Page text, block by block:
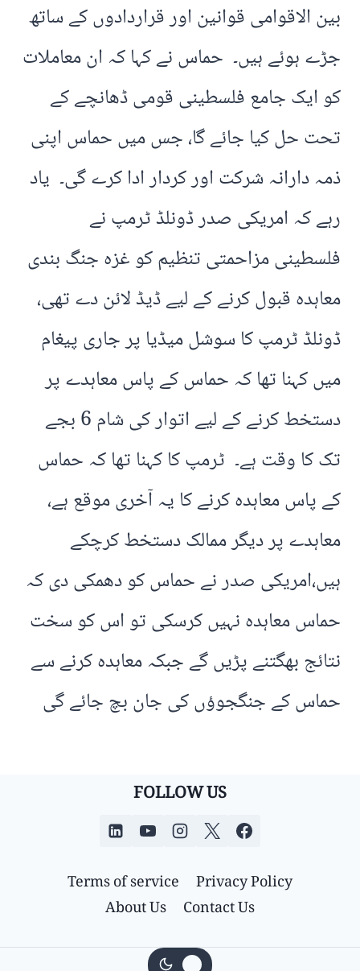
بین الاقوامی قوانین اور قراردادوں کے ساتھ
جڑے ہوئے ہیں۔ حماس نے کہا کہ ان معاملات
کو ایک جامع فلسطینی قومی ڈھانچے کے
تحت حل کیا جائے گا، جس میں حماس اپنی
ذمہ دارانہ شرکت اور کردار ادا کرے گی۔ یاد
رہے کہ امریکی صدر ڈونلڈ ٹرمپ نے
فلسطینی مزاحمتی تنظیم کو غزہ جنگ بندی
معاہدہ قبول کرنے کے لیے ڈیڈ لائن دے تھی،
ڈونلڈ ٹرمپ کا سوشل میڈیا پر جاری پیغام
میں کہنا تھا کہ حماس کے پاس معاہدے پر
دستخط کرنے کے لیے اتوار کی شام 6 بجے
تک کا وقت ہے۔ ٹرمپ کا کہنا تھا کہ حماس
کے پاس معاہدہ کرنے کا یہ آخری موقع ہے،
معاہدے پر دیگر ممالک دستخط کرچکے
ہیں،امریکی صدر نے حماس کو دھمکی دی کہ
حماس معاہدہ نہیں کرسکی تو اس کو سخت
نتائج بھگتنے پڑیں گے جبکہ معاہدہ کرنے سے
حماس کے جنگجوؤں کی جان بچ جائے گی
FOLLOW US
Privacy Policy
Terms of service
Contact Us
About Us